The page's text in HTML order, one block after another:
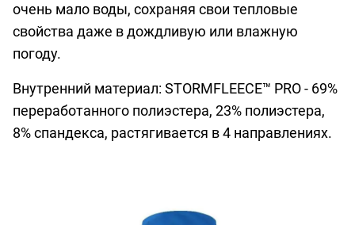
очень мало воды, сохраняя свои тепловые
свойства даже в дождливую или влажную
погоду.
Внутренний материал: STORMFLEECE™ PRO - 69%
переработанного полиэстера, 23% полиэстера,
8% спандекса, растягивается в 4 направлениях.